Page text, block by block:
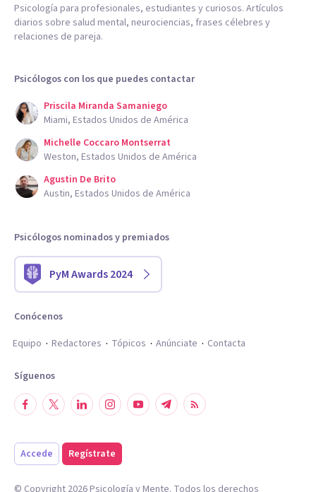
Psicología para profesionales, estudiantes y curiosos. Artículos
diarios sobre salud mental, neurociencias, frases célebres y
relaciones de pareja.
Psicólogos con los que puedes contactar
Priscila Miranda Samaniego
Miami, Estados Unidos de América
Michelle Coccaro Montserrat
Weston, Estados Unidos de América
Agustin De Brito
Austin, Estados Unidos de América
Psicólogos nominados y premiados
PyM Awards 2024
Conócenos
Equipo
Redactores Tópicos Anúnciate Contacta
Síguenos
Accede Regístrate
© Copyright 2026Psicología y Mente. Todos los derechos